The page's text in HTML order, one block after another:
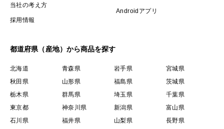
当社の考え方
採用情報
Androidアプリ
都道府県（産地）から商品を探す
北海道 青森県 岩手県
宮城県
秋田県
山形県 福島県
茨城県
栃木県
群馬県 埼玉県
千葉県
東京都
神奈川県 新潟県
富山県
石川県
福井県 山梨県
長野県